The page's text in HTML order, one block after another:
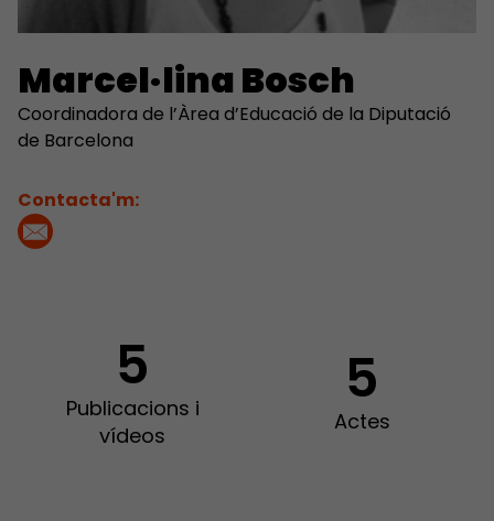
Marcel·lina Bosch
Coordinadora de l’Àrea d’Educació de la Diputació
de Barcelona
Contacta'm:
5
Publicacions i
vídeos
5
Actes